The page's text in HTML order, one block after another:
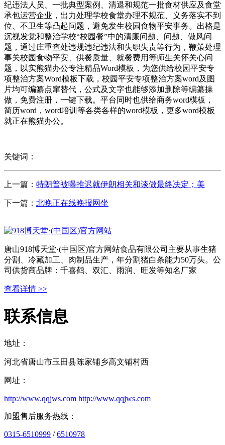
纪违法人员、一批典型案例、清退和规范一批食材供应及食堂
承包运营企业，出力处理学校食堂办理不规范、义务落实不到
位、不卫生等凸起问题，避免发生校园食物平安事务。出格是
沉视发觉和整治学校“校园餐”中的清廉问题、问题、做风问
题，通过庄重查处违规违纪违法和失职失责等行为，鞭策处理
事关校园食物平安、供餐质量、就餐费用等师生关怀关心问
题，以实熊猫办公专注精品Word模板，为您供给校园平安专
项整治方案Word模板下载，校园平安专项整治方案word及图
片均可编纂点窜替代，公式及文字也能够添加删除等编纂操
做，免费注册，一键下载。平台同时也供给商务word模板，
简历word，word培训等各类各样的word模板，更多word模板
就正在熊猫办公。
关键词：
上一篇： 特朗普被曝推迟就伊朗相关和谈做最终决定；美
下一篇： 北晚正在线晚报网坐
唐山918博天堂·(中国区)官方网站食品有限公司主要从事生猪
分割、冷藏加工、肉制品生产，年分割猪白条能力50万头。公
司供货商品牌：千喜鹤、双汇、雨润、旺发等知名厂家
查看详情 >>
联系信息
地址：
河北省唐山市玉田县陈家铺乡高文铺村西
网址：
http://www.qqjws.com http://www.qqjws.com
加盟售后服务热线：
0315-6510999 /6510978